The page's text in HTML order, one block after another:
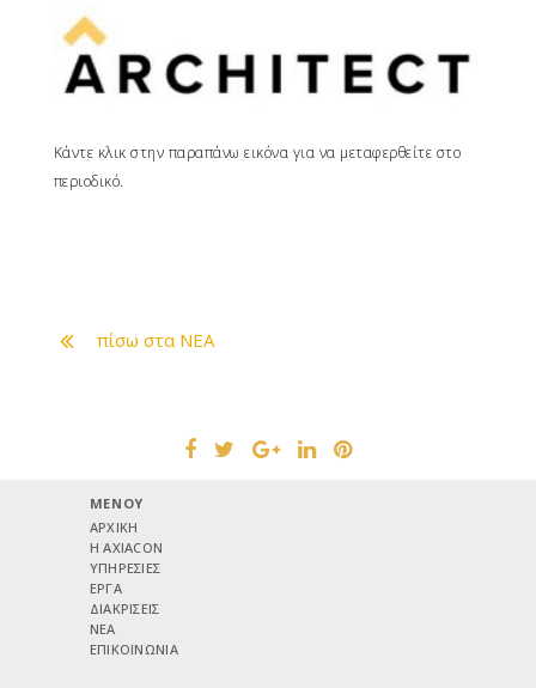
Κάντε κλικ στην παραπάνω εικόνα για να μεταφερθείτε στο
περιοδικό.
πίσω στα ΝΕΑ
MENOY
ΑΡΧΙΚΗ
H AXIACON
ΥΠΗΡΕΣΙΕΣ
ΕΡΓΑ
ΔΙΑΚΡΙΣΕΙΣ
ΝΕΑ
ΕΠΙΚΟΙΝΩΝΙΑ